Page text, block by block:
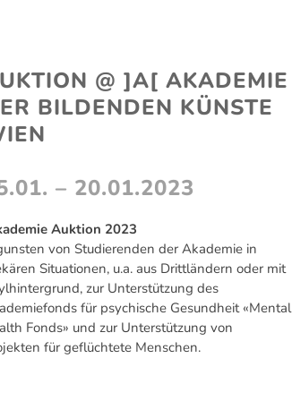
@ ]A[ AKADEMIE
BILDENDEN KÜNSTE
– 20.01.2023
Auktion 2023
von Studierenden der Akademie in
Situationen, u.a. aus Drittländern oder mit
zur Unterstützung des
für psychische Gesundheit «Mental
Fonds» und zur Unterstützung von
für geflüchtete Menschen.